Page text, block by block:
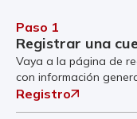
Paso 1
Registrar una
Vaya a la página de
con información
Registro